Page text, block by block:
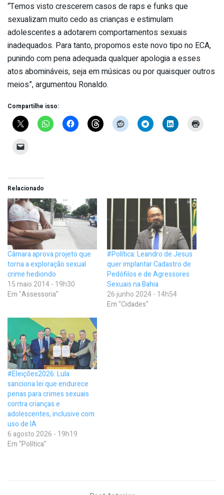
“Temos visto crescerem casos de raps e funks que
sexualizam muito cedo as crianças e estimulam
adolescentes a adotarem comportamentos sexuais
inadequados. Para tanto, propomos este novo tipo no ECA,
punindo com pena adequada qualquer apologia a esses
atos abomináveis, seja em músicas ou por quaisquer outros
meios”, argumentou Ronaldo.
Compartilhe isso:
Relacionado
Câmara aprova projeto que
torna a exploração sexual
crime hediondo
15 maio 2014 - 19h30
Em "Assessoria"
#Política: Leandro de Jesus
quer implantar Cadastro de
Pedófilos e de Agressores
Sexuais na Bahia
26 junho 2024 - 14h54
Em "Cidades"
#Eleições2026: Lula
sanciona lei que endurece
penas para crimes sexuais
contra crianças e
adolescentes, inclusive com
uso de IA
6 agosto 2026 - 19h19
Em "Política"